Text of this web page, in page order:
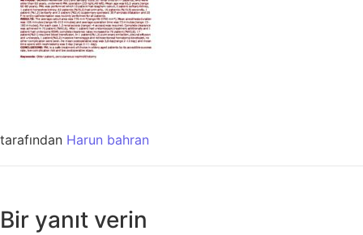
tarafından Harun bahran
Bir yanıt verin